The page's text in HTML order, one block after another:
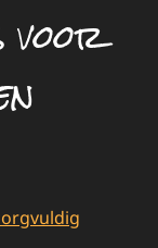
voor